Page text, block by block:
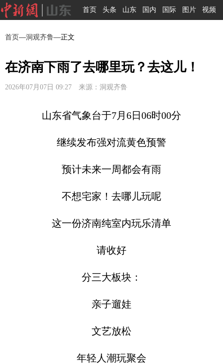
首页 头条 山东 国内 国际 图片 视频
首页—洞观齐鲁—正文
在济南下雨了去哪里玩？去这儿！
2026年07月07日 09:27 来源：洞观齐鲁
山东省气象台于7月6日06时00分
继续发布强对流黄色预警
预计未来一周都会有雨
不想宅家！去哪儿玩呢
这一份济南纯室内玩乐清单
请收好
分三大板块：
亲子遛娃
文艺放松
年轻人潮玩聚会